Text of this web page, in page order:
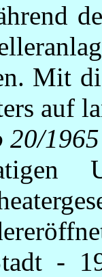
Mit
auf
20/1965
-